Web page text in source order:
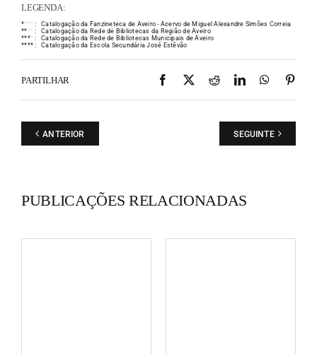
LEGENDA:
** * * :
Catalogação da Fanzineteca de Aveiro - Acervo de Miguel Alexandre Simões Correia
** * * :
Catalogação da Rede de Bibliotecas da Região de Aveiro
**** :
Catalogação da Rede de Bibliotecas Municipais de Aveiro
**** : Catalogação da Escola Secundária José Estêvão
PARTILHAR Facebook
X RedditLinkedIn
ANTERIOR SEGUINTE
PUBLICAÇÕES RELACIONADAS